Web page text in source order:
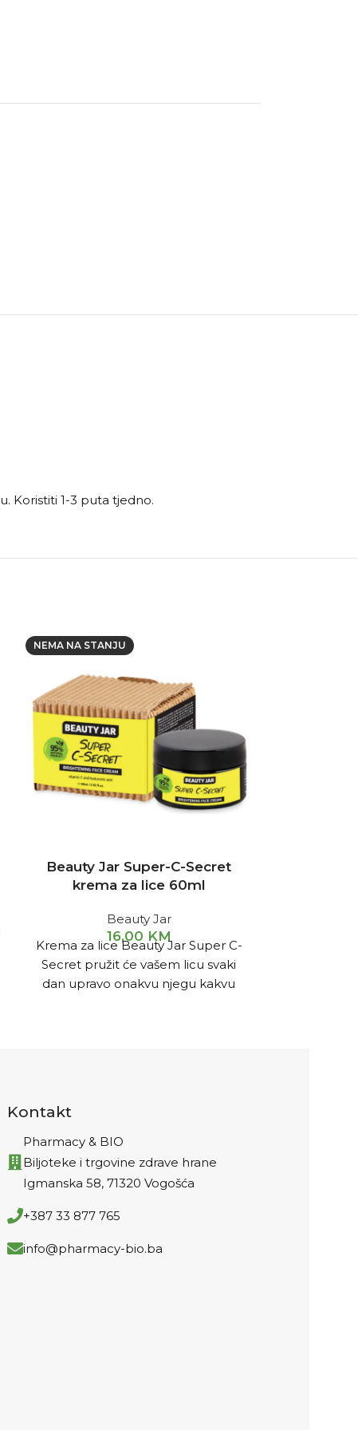
Koristiti 1-3 puta tjedno.
NEMA NA STANJU
Beauty Jar Super-C-Secret
krema za lice 60ml
Beauty Jar
16,00 KM
Krema za lice Beauty Jar Super C-
Secret pružit će vašem licu svaki
dan upravo onakvu njegu kakvu
Kontakt
Pharmacy & BIO
Biljoteke i trgovine zdrave hrane
Igmanska 58, 71320 Vogošća
+387 33 877 765
info@pharmacy-bio.ba